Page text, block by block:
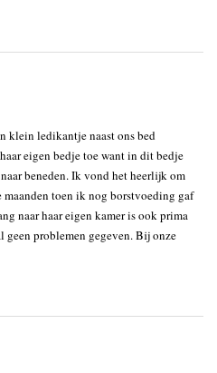
klein ledikantje naast ons bed
eigen bedje toe want in dit bedje
beneden. Ik vond het heerlijk om
maanden toen ik nog borstvoeding gaf
naar haar eigen kamer is ook prima
geen problemen gegeven. Bij onze